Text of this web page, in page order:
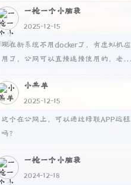
一枪一个小脑袋
2025-12-15
现在新系统不用docker了，有虚拟机应
用了，公网可以直接连接使用的，老版
小羔羊
2025-12-15
这个在公网上，可以通过绿联APP远程
吗？
一枪一个小脑袋
2024-12-18